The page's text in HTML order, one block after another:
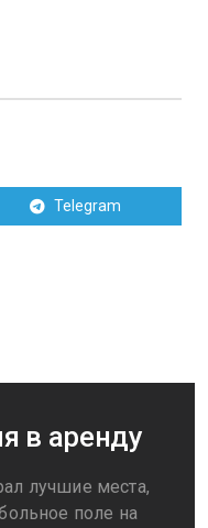
Telegram
в аренду
лучшие места,
поле на